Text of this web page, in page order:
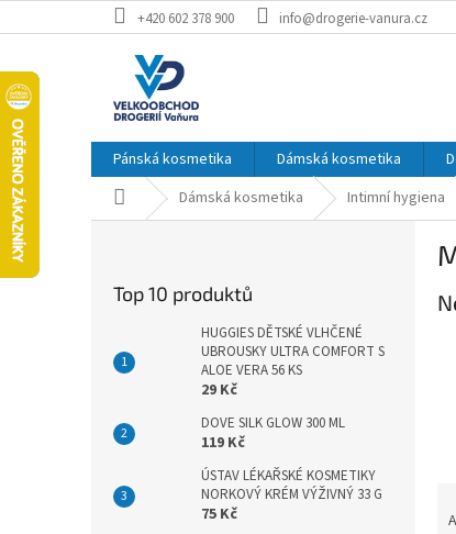
na
+420 602 378 900 info@drogerie-vanura.cz
Pánská kosmetika Dámská kosmetika
Domů Dámská kosmetika Intimní hygiena
Top 10 produktů
HUGGIES DĚTSKÉ VLHČENÉ
UBROUSKY ULTRA COMFORT S
ALOE VERA 56 KS
29 Kč
DOVE SILK GLOW 300 ML
119 Kč
ÚSTAV LÉKAŘSKÉ KOSMETIKY
NORKOVÝ KRÉM VÝŽIVNÝ 33 G
75 Kč